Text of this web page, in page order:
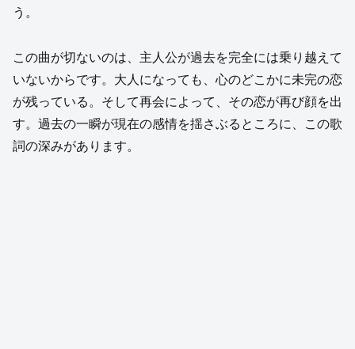
う。
この曲が切ないのは、主人公が過去を完全には乗り越えて
いないからです。大人になっても、心のどこかに未完の恋
が残っている。そして再会によって、その恋が再び顔を出
す。過去の一瞬が現在の感情を揺さぶるところに、この歌
詞の深みがあります。